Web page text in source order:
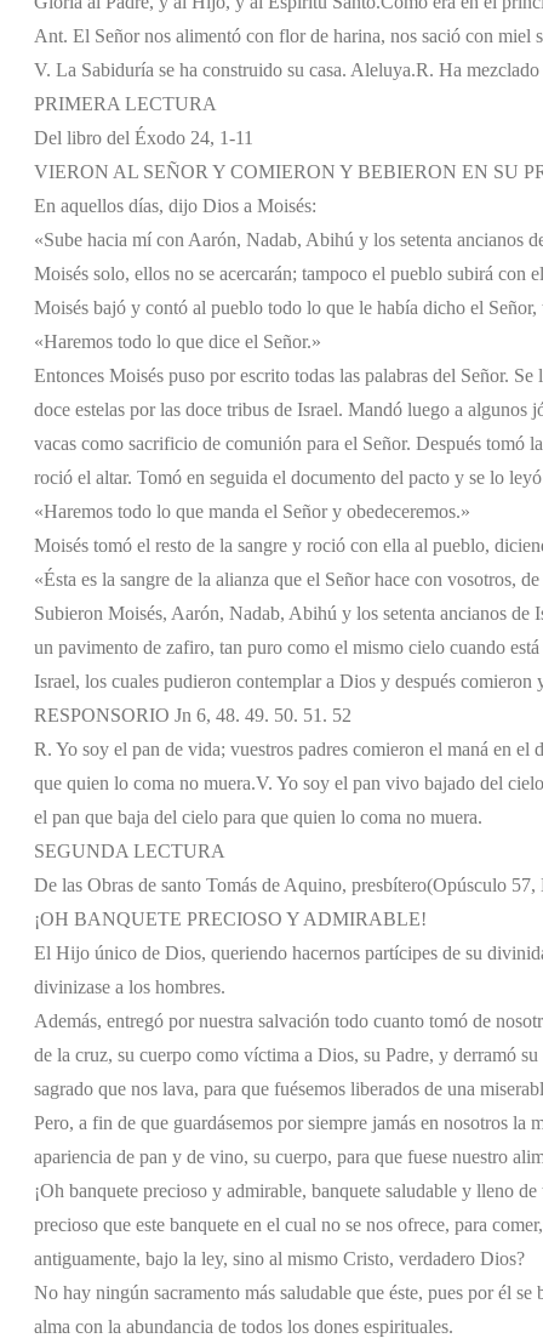
Ant. El Señor nos alimentó con flor de harina, nos sació con miel
V. La Sabiduría se ha construido su casa. Aleluya.R. Ha
PRIMERA LECTURA
Del libro del Éxodo 24, 1-11
VIERON AL SEÑOR Y COMIERON Y BEBIERON EN SU
En aquellos días, dijo Dios a Moisés:
«Sube hacia mí con Aarón, Nadab, Abihú y los setenta ancianos
Moisés solo, ellos no se acercarán; tampoco el pueblo subirá con
Moisés bajó y contó al pueblo todo lo que le había dicho el
«Haremos todo lo que dice el Señor.»
Entonces Moisés puso por escrito todas las palabras del Señor.
doce estelas por las doce tribus de Israel. Mandó luego a algunos
vacas como sacrificio de comunión para el Señor. Después tomó
roció el altar. Tomó en seguida el documento del pacto y se lo
«Haremos todo lo que manda el Señor y obedeceremos.»
Moisés tomó el resto de la sangre y roció con ella al pueblo,
«Ésta es la sangre de la alianza que el Señor hace con vosotros,
Subieron Moisés, Aarón, Nadab, Abihú y los setenta ancianos
un pavimento de zafiro, tan puro como el mismo cielo cuando
Israel, los cuales pudieron contemplar a Dios y después comieron
RESPONSORIO Jn 6, 48. 49. 50. 51. 52
R. Yo soy el pan de vida; vuestros padres comieron el maná en
que quien lo coma no muera.V. Yo soy el pan vivo bajado del
el pan que baja del cielo para que quien lo coma no muera.
SEGUNDA LECTURA
De las Obras de santo Tomás de Aquino, presbítero(Opúsculo 57,
¡OH BANQUETE PRECIOSO Y ADMIRABLE!
El Hijo único de Dios, queriendo hacernos partícipes de su
divinizase a los hombres.
Además, entregó por nuestra salvación todo cuanto tomó de
de la cruz, su cuerpo como víctima a Dios, su Padre, y derramó
sagrado que nos lava, para que fuésemos liberados de una
Pero, a fin de que guardásemos por siempre jamás en nosotros
apariencia de pan y de vino, su cuerpo, para que fuese nuestro
¡Oh banquete precioso y admirable, banquete saludable y lleno
precioso que este banquete en el cual no se nos ofrece, para
antiguamente, bajo la ley, sino al mismo Cristo, verdadero Dios?
No hay ningún sacramento más saludable que éste, pues por él
alma con la abundancia de todos los dones espirituales.